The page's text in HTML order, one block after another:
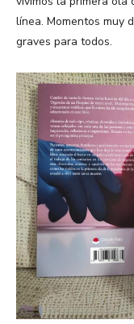
línea. Momentos muy
graves para todos.